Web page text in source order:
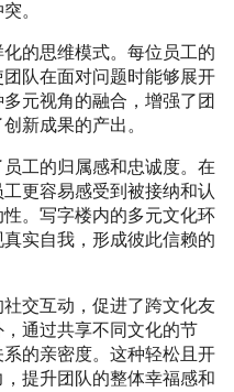
。
的思维模式。每位员工的
队在面对问题时能够展开
元视角的融合，增强了团
新成果的产出。
工的归属感和忠诚度。在
更容易感受到被接纳和认
。写字楼内的多元文化环
实自我，形成彼此信赖的
交互动，促进了跨文化友
通过共享不同文化的节
的亲密度。这种轻松且开
提升团队的整体幸福感和